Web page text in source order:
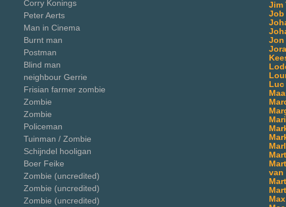
Jim
Job
Jon
van
Corry Konings
Peter Aerts
Man in Cinema
Burnt man
Postman
Blind man
neighbour Gerrie
Frisian farmer zombie
Zombie
Zombie
Policeman
Tuinman / Zombie
Schijndel hooligan
Boer Feike
Zombie (uncredited)
Zombie (uncredited)
Zombie (uncredited)